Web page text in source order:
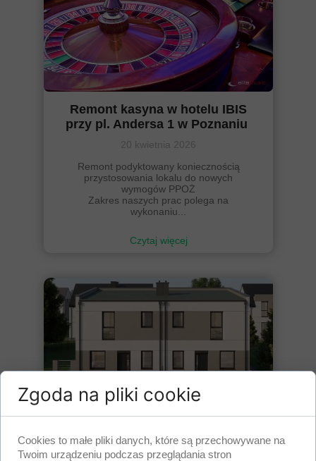
Remont kasyna w hotelu IBIS
przy pl. Andersa 1 w Poznaniu
20 kwietnia 2026
Remont podyktowany koniecznością
przystosowania lokalu do nowych
wymogów PPOŻ
Zakres naszych prac polega na
wykonaniu...
Czytaj więcej
Inwestycja deweloperska - dom
bliźniaczy w Lewkowie
Zgoda na pliki cookie
Cookies to małe pliki danych, które są przechowywane na
Twoim urządzeniu podczas przeglądania stron